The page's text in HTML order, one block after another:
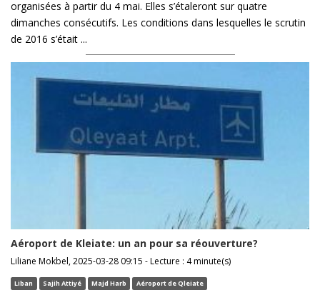
organisées à partir du 4 mai. Elles s’étaleront sur quatre
dimanches consécutifs. Les conditions dans lesquelles le scrutin
de 2016 s’était ...
Aéroport de Kleiate: un an pour sa réouverture?
Liliane Mokbel, 2025-03-28 09:15 - Lecture : 4 minute(s)
Liban Sajih Attiyé Majd Harb Aéroport de Qleiate